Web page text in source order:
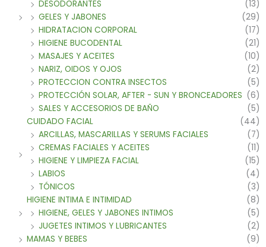
DESODORANTES
(13)
GELES Y JABONES
(29)
HIDRATACION CORPORAL
(17)
HIGIENE BUCODENTAL
(21)
MASAJES Y ACEITES
(10)
NARIZ, OIDOS Y OJOS
(2)
PROTECCION CONTRA INSECTOS
(5)
PROTECCIÓN SOLAR, AFTER - SUN Y BRONCEADORES (6)
SALES Y ACCESORIOS DE BAÑO
(5)
CUIDADO FACIAL
(44)
ARCILLAS, MASCARILLAS Y SERUMS FACIALES
(7)
CREMAS FACIALES Y ACEITES
(11)
HIGIENE Y LIMPIEZA FACIAL
(15)
LABIOS
(4)
TÓNICOS
(3)
HIGIENE INTIMA E INTIMIDAD
(8)
HIGIENE, GELES Y JABONES INTIMOS
(5)
JUGETES INTIMOS Y LUBRICANTES
(2)
MAMAS Y BEBES
(9)